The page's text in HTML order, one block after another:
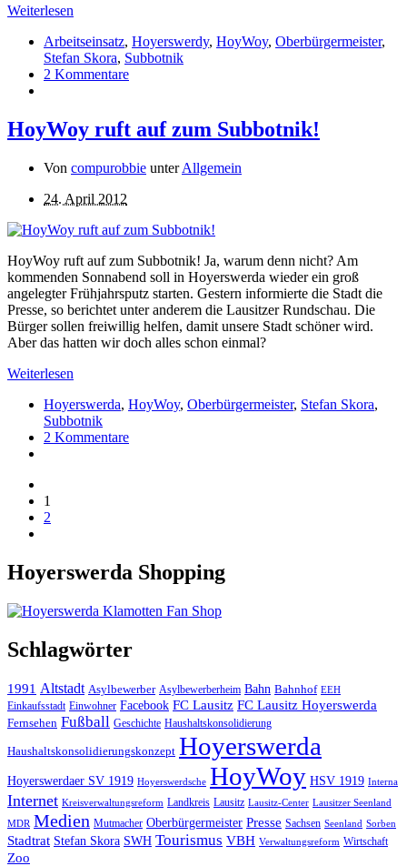
Weiterlesen
Arbeitseinsatz, Hoyerswerdy, HoyWoy, Oberbürgermeister,
Stefan Skora, Subbotnik
2 Kommentare
HoyWoy ruft auf zum Subbotnik!
Von compurobbie unterAllgemein
24. April 2012
HoyWoy ruft auf zum Subbotnik! Ja, warum denn nicht? Am
kommenden Sonnabend soll in Hoyerswerda wieder ein groß
angelegter Frühjahrsputz starten. Gestern informierte die Stadt die
Presse, so berichtet unter anderem die Lausitzer Rundschau. Die
Bürger sollen freiwillig helfen, damit unsere Stadt schöner wird.
Aber das hatten wir doch alles schon einmal?
Weiterlesen
Hoyerswerda, HoyWoy, Oberbürgermeister, Stefan Skora,
Subbotnik
2 Kommentare
1
2
Hoyerswerda Shopping
Schlagwörter
1991 Altstadt Asylbewerber Asylbewerberheim Bahn Bahnhof EEH
Einkaufsstadt Einwohner Facebook FC Lausitz FC Lausitz Hoyerswerda
Fernsehen Fußball Geschichte Haushaltskonsolidierung
Haushaltskonsolidierungskonzept Hoyerswerda
Hoyerswerdaer SV 1919 Hoyerswerdsche HoyWoy HSV 1919 Interna
Internet Kreisverwaltungsreform Landkreis Lausitz Lausitz-Center Lausitzer Seenland
MDR Medien Mutmacher Oberbürgermeister Presse Sachsen Seenland Sorben
Stadtrat Stefan Skora SWH Tourismus VBH Verwaltungsreform Wirtschaft
Zoo